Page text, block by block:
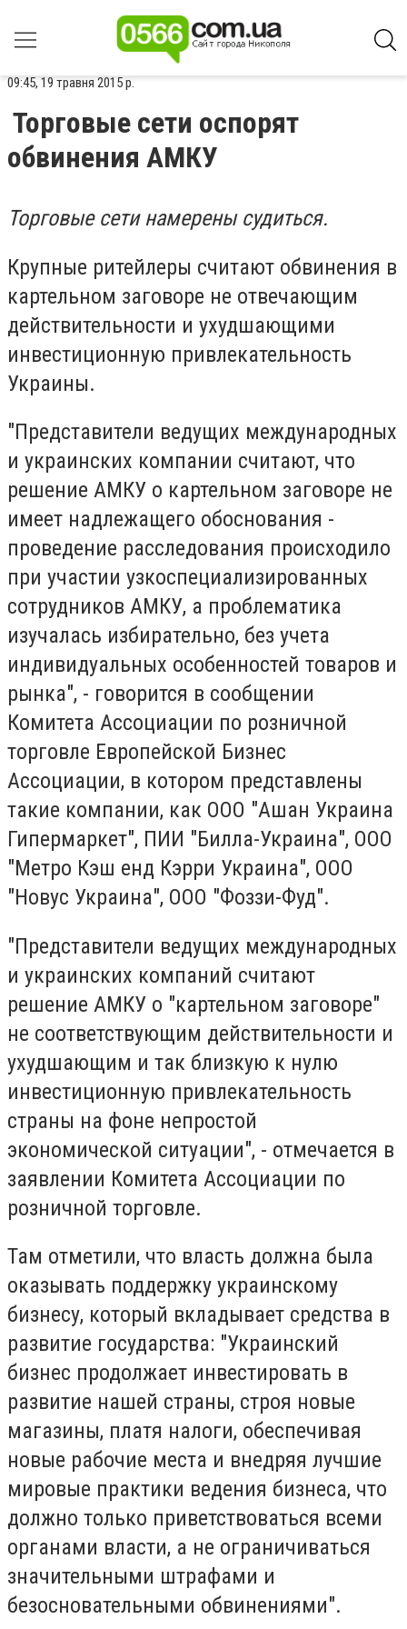
09:45, 19 травня 2015 р.
Торговые сети оспорят
обвинения АМКУ
Торговые сети намерены судиться.
Крупные ритейлеры считают обвинения в
картельном заговоре не отвечающим
действительности и ухудшающими
инвестиционную привлекательность
Украины.
"Представители ведущих международных
и украинских компании считают, что
решение АМКУ о картельном заговоре не
имеет надлежащего обоснования -
проведение расследования происходило
при участии узкоспециализированных
сотрудников АМКУ, а проблематика
изучалась избирательно, без учета
индивидуальных особенностей товаров и
рынка", - говорится в сообщении
Комитета Ассоциации по розничной
торговле Европейской Бизнес
Ассоциации, в котором представлены
такие компании, как ООО "Ашан Украина
Гипермаркет", ПИИ "Билла-Украина", ООО
"Метро Кэш енд Кэрри Украина", ООО
"Новус Украина", ООО "Фоззи-Фуд".
"Представители ведущих международных
и украинских компаний считают
решение АМКУ о "картельном заговоре"
не соответствующим действительности и
ухудшающим и так близкую к нулю
инвестиционную привлекательность
страны на фоне непростой
экономической ситуации", - отмечается в
заявлении Комитета Ассоциации по
розничной торговле.
Там отметили, что власть должна была
оказывать поддержку украинскому
бизнесу, который вкладывает средства в
развитие государства: "Украинский
бизнес продолжает инвестировать в
развитие нашей страны, строя новые
магазины, платя налоги, обеспечивая
новые рабочие места и внедряя лучшие
мировые практики ведения бизнеса, что
должно только приветствоваться всеми
органами власти, а не ограничиваться
значительными штрафами и
безосновательными обвинениями".